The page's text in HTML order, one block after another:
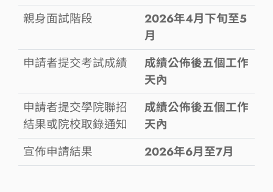
親身面試階段
2026年4月下旬至5
月
申請者提交考試成績
成績公佈後五個工作
天內
申請者提交學院聯招
結果或院校取錄通知
成績公佈後五個工作
天內
宣佈申請結果
2026年6月至7月